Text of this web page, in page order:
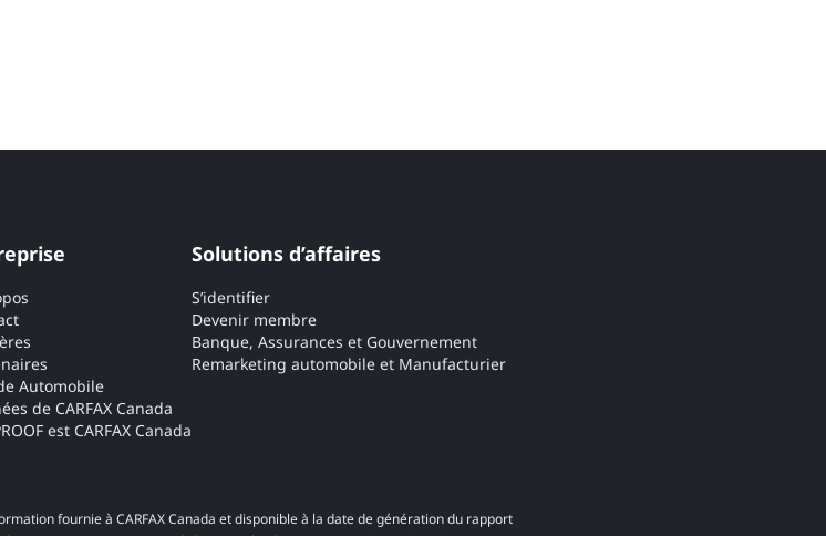
Automobile
de CARFAX Canada
est CARFAX Canada
Solutions d’affaires
S’identifier
Devenir membre
Banque, Assurances et Gouvernement
Remarketing automobile et Manufacturier
fournie à CARFAX Canada et disponible à la date de génération du rapport